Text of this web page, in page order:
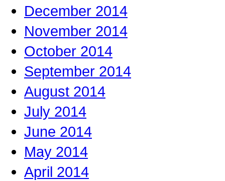
December 2014
November 2014
October 2014
September 2014
August 2014
July 2014
June 2014
May 2014
April 2014